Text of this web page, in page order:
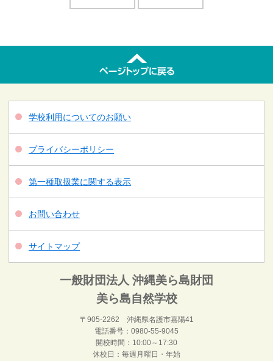
学校利用についてのお願い
プライバシーポリシー
第一種取扱業に関する表示
お問い合わせ
サイトマップ
一般財団法人 沖縄美ら島財団
美ら島自然学校
〒905-2262 沖縄県名護市嘉陽41
電話番号：0980-55-9045
開校時間：10:00～17:30
休校日：毎週月曜日・年始